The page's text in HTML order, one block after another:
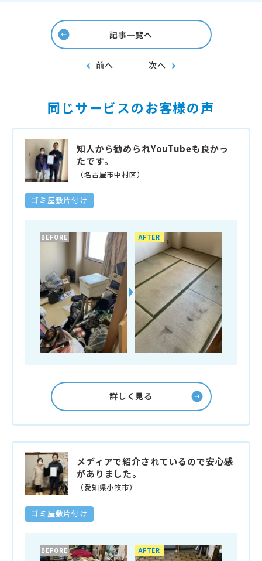
記事一覧へ
前へ 次へ
同じサービスのお客様の声
知人から勧められYouTubeも良かっ
たです。
（名古屋市中村区）
ゴミ屋敷片付け
BEFORE AFTER
詳しく見る
メディアで紹介されているので安心感
がありました。
（愛知県小牧市）
ゴミ屋敷片付け
BEFORE AFTER